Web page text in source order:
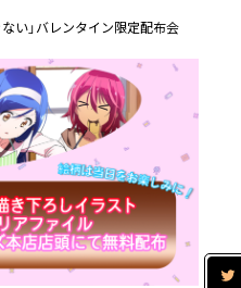
い」バレンタイン限定配布会